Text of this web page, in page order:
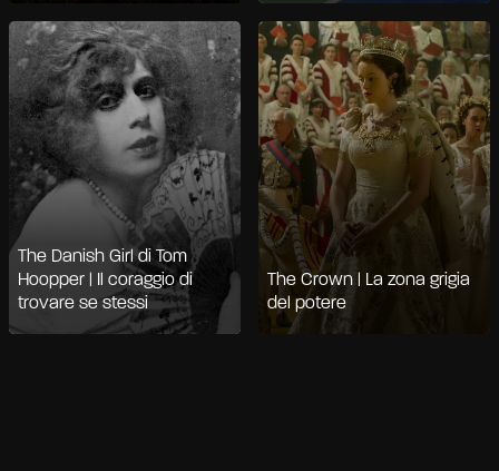
The Danish Girl di Tom
Hoopper | Il coraggio di
trovare se stessi
The Crown | La zona grigia
del potere